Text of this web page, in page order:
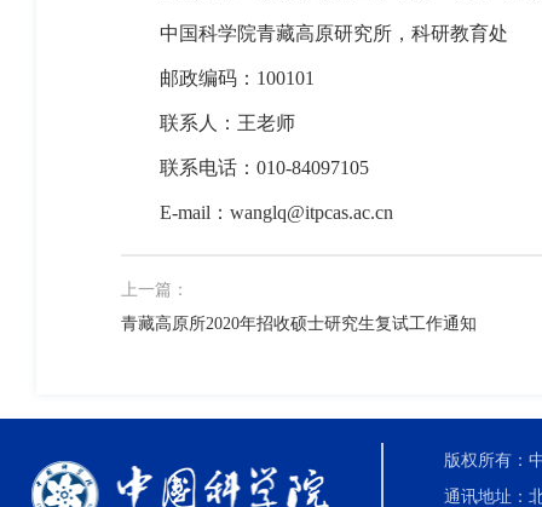
中国科学院青藏高原研究所，科研教育处
邮政编码：100101
联系人：王老师
联系电话：010-84097105
E-mail：wanglq@itpcas.ac.cn
上一篇：
青藏高原所2020年招收硕士研究生复试工作通知
版权所有：
通讯地址：